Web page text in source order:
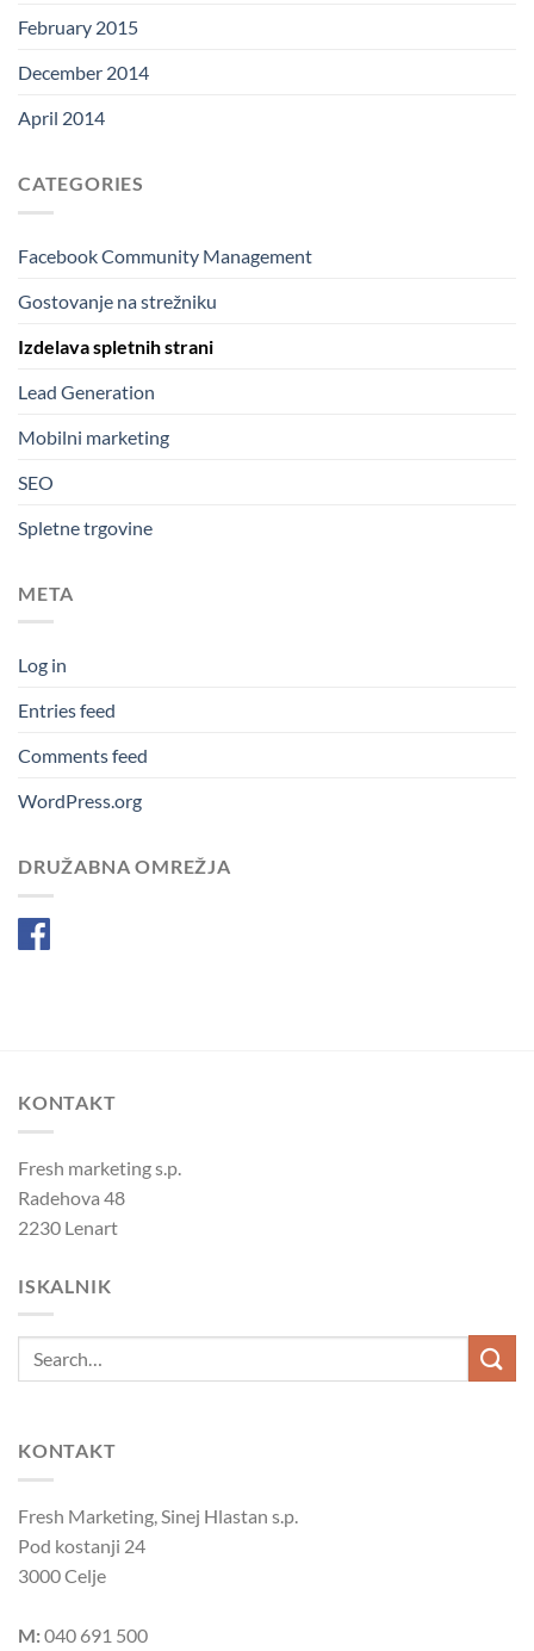
February 2015
December 2014
April 2014
CATEGORIES
Facebook Community Management
Gostovanje na strežniku
Izdelava spletnih strani
Lead Generation
Mobilni marketing
SEO
Spletne trgovine
META
Log in
Entries feed
Comments feed
WordPress.org
DRUŽABNA OMREŽJA
KONTAKT
Fresh marketing s.p.
Radehova 48
2230 Lenart
ISKALNIK
KONTAKT
Fresh Marketing, Sinej Hlastan s.p.
Pod kostanji 24
3000 Celje
M:040 691 500